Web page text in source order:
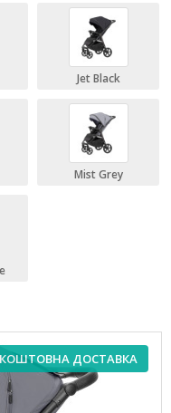
Jet Black
Mist Grey
ДОСТАВКА